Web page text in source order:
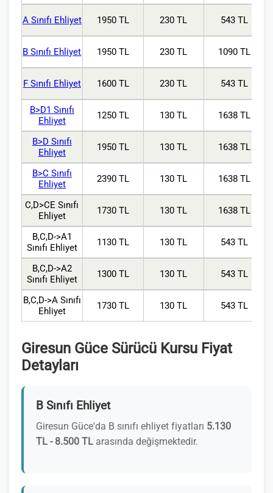
A Sınıfı Ehliyet 1950 TL 230 TL 543 TL
B Sınıfı Ehliyet 1950 TL 230 TL 1090 TL
F Sınıfı Ehliyet 1600 TL 230 TL 543 TL
B>D1 Sınıfı
Ehliyet
1250 TL 130 TL 1638 TL
B>D Sınıfı
Ehliyet
1950 TL 130 TL 1638 TL
B>C Sınıfı
Ehliyet
2390 TL 130 TL 1638 TL
C,D>CE Sınıfı
Ehliyet
1730 TL 130 TL 1638 TL
B,C,D->A1
Sınıfı Ehliyet
1130 TL 130 TL 543 TL
B,C,D->A2
Sınıfı Ehliyet
1300 TL 130 TL 543 TL
B,C,D->A Sınıfı
Ehliyet
1730 TL 130 TL 543 TL
Giresun Güce Sürücü Kursu Fiyat
Detayları
B Sınıfı Ehliyet
Giresun Güce'da B sınıfı ehliyet fiyatları 5.130
TL - 8.500 TL arasında değişmektedir.